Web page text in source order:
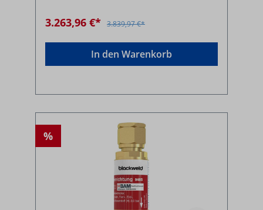
3.263,96 €* 3.839,97 €*
In den Warenkorb
%